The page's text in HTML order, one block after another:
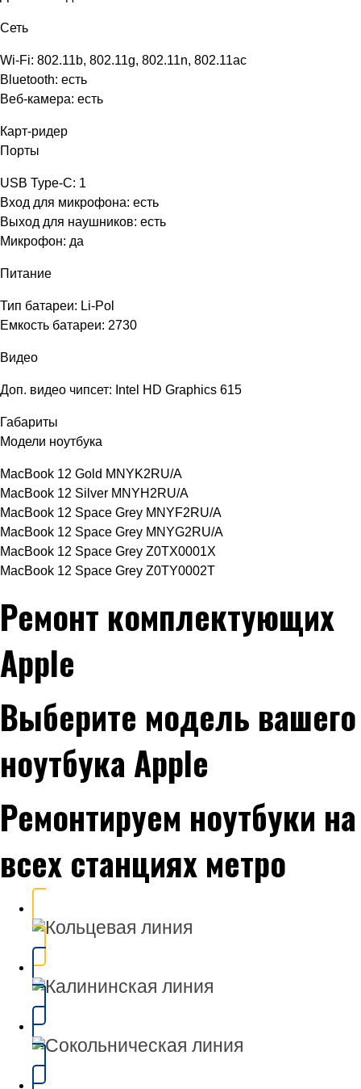
Сеть
Wi-Fi: 802.11b, 802.11g, 802.11n, 802.11ac
Bluetooth: есть
Веб-камера: есть
Карт-ридер
Порты
USB Type-C: 1
Вход для микрофона: есть
Выход для наушников: есть
Микрофон: да
Питание
Тип батареи: Li-Pol
Емкость батареи: 2730
Видео
Доп. видео чипсет: Intel HD Graphics 615
Габариты
Модели ноутбука
MacBook 12 Gold MNYK2RU/A
MacBook 12 Silver MNYH2RU/A
MacBook 12 Space Grey MNYF2RU/A
MacBook 12 Space Grey MNYG2RU/A
MacBook 12 Space Grey Z0TX0001X
MacBook 12 Space Grey Z0TY0002T
Ремонт комплектующих
Apple
Выберите модель вашего
ноутбука Apple
Ремонтируем ноутбуки на
всех станциях метро